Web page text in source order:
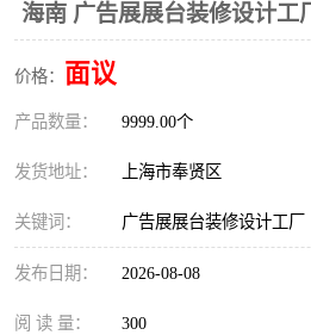
海南 广告展展台装修设计工厂
价格： 面议
产品数量： 9999.00个
发货地址： 上海市奉贤区
关键词： 广告展展台装修设计工厂
发布日期： 2026-08-08
阅 读 量： 300